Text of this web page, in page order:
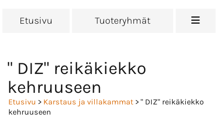
Etusivu Tuoteryhmät
" DIZ" reikäkiekko
kehruuseen
Etusivu > Karstaus ja villakammat > " DIZ" reikäkiekko
kehruuseen